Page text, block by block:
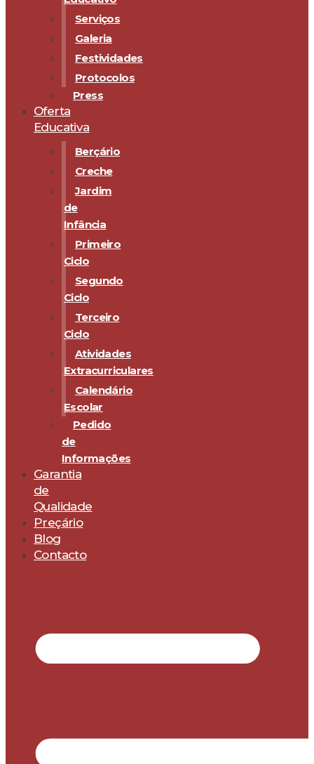
Serviços
Galeria
Festividades
Protocolos
Press
Oferta
Educativa
Berçário
Creche
Jardim
de
Infância
Primeiro
Ciclo
Segundo
Ciclo
Terceiro
Ciclo
Atividades
Extracurriculares
Calendário
Escolar
Pedido
de
Informações
Garantia
de
Qualidade
Preçário
Blog
Contacto